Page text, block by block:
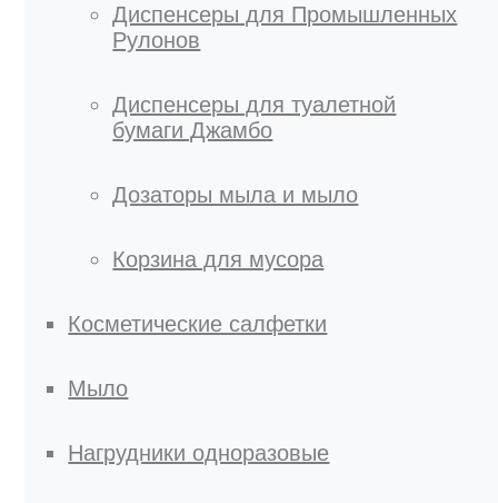
Диспенсеры для Промышленных
Рулонов
Диспенсеры для туалетной
бумаги Джамбо
Дозаторы мыла и мыло
Корзина для мусора
Косметические салфетки
Мыло
Нагрудники одноразовые